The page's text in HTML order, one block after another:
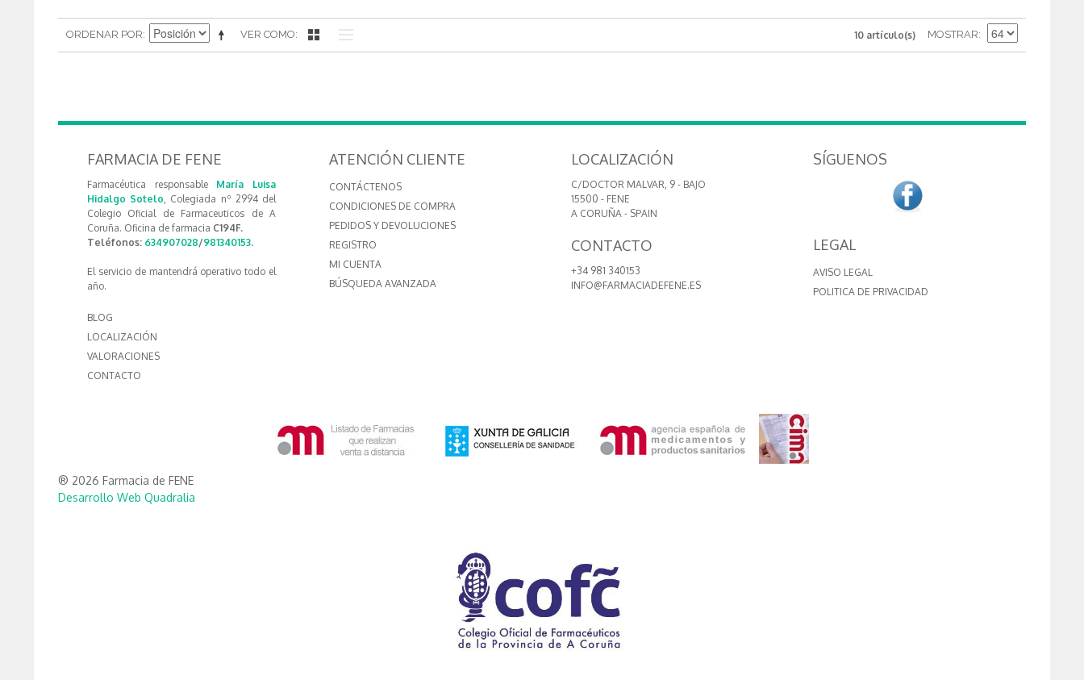
VER COMO
ORDENAR POR 10 artículo(s) MOSTRAR
FARMACIA DE FENE
Farmacéutica responsable María Luisa
Hidalgo Sotelo, Colegiada nº 2994 del
Colegio Oficial de Farmaceuticos de A
Coruña. Oficina de farmacia C194F.
Teléfonos: 634907028/981340153.
El servicio de mantendrá operativo todo el
año.
BLOG
LOCALIZACIÓN
VALORACIONES
CONTACTO
ATENCIÓN CLIENTE
CONTÁCTENOS
CONDICIONES DE COMPRA
PEDIDOS Y DEVOLUCIONES
REGISTRO
MI CUENTA
BÚSQUEDA AVANZADA
LOCALIZACIÓN
C/DOCTOR MALVAR, 9 - BAJO
15500 - FENE
A CORUÑA - SPAIN
CONTACTO
+34 981 340153
INFO@FARMACIADEFENE.ES
SÍGUENOS
LEGAL
AVISO LEGAL
POLITICA DE PRIVACIDAD
® 2026 Farmacia de FENE
Desarrollo Web Quadralia